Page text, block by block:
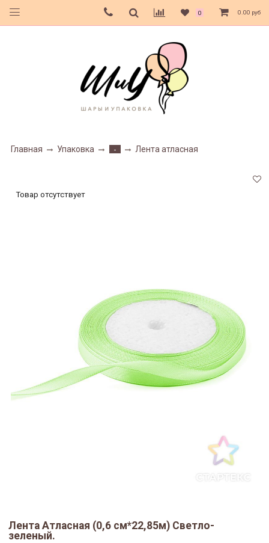
0 0.00 руб
Главная Упаковка - Лента атласная
Товар отсутствует
Лента Атласная (0,6 см*22,85м) Светло-
зеленый.